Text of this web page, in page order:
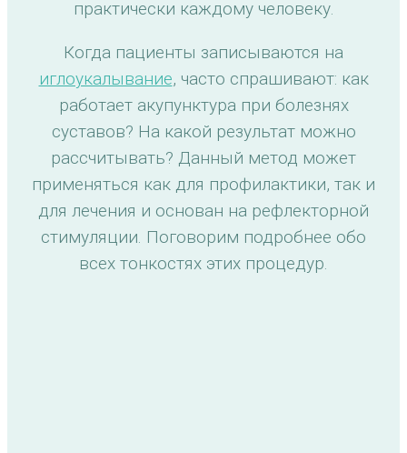
практически каждому человеку.
Когда пациенты записываются на
иглоукалывание, часто спрашивают: как
работает акупунктура при болезнях
суставов? На какой результат можно
рассчитывать? Данный метод может
применяться как для профилактики, так и
для лечения и основан на рефлекторной
стимуляции. Поговорим подробнее обо
всех тонкостях этих процедур.